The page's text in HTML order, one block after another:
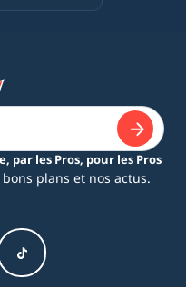
par les Pros, pour les Pros
plans et nos actus.